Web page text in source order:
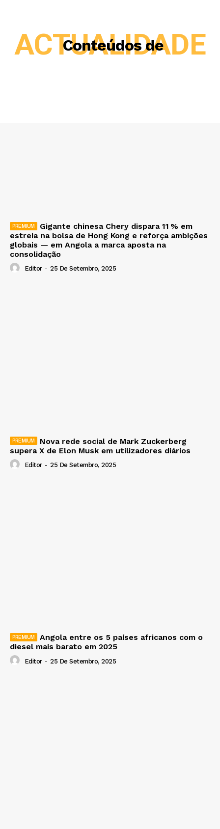
Conteúdos de
ACTUALIDADE
Gigante chinesa Chery dispara 11 % em
estreia na bolsa de Hong Kong e reforça ambições
globais — em Angola a marca aposta na
consolidação
Editor - 25 De Setembro, 2025
Nova rede social de Mark Zuckerberg
supera X de Elon Musk em utilizadores diários
Editor - 25 De Setembro, 2025
Angola entre os 5 países africanos com o
diesel mais barato em 2025
Editor - 25 De Setembro, 2025